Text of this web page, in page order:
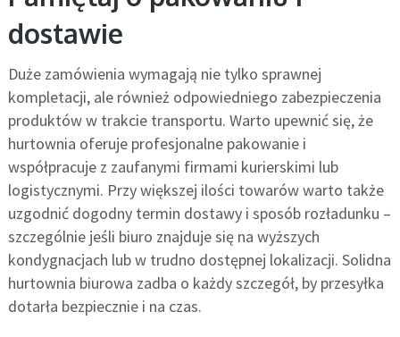
dostawie
Duże zamówienia wymagają nie tylko sprawnej
kompletacji, ale również odpowiedniego zabezpieczenia
produktów w trakcie transportu. Warto upewnić się, że
hurtownia oferuje profesjonalne pakowanie i
współpracuje z zaufanymi firmami kurierskimi lub
logistycznymi. Przy większej ilości towarów warto także
uzgodnić dogodny termin dostawy i sposób rozładunku –
szczególnie jeśli biuro znajduje się na wyższych
kondygnacjach lub w trudno dostępnej lokalizacji. Solidna
hurtownia biurowa zadba o każdy szczegół, by przesyłka
dotarła bezpiecznie i na czas.